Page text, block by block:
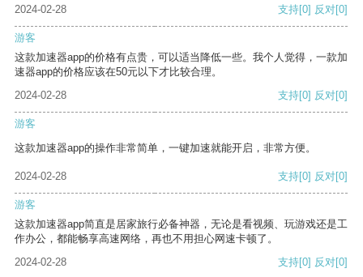
2024-02-28
支持[0] 反对[0]
游客
这款加速器app的价格有点贵，可以适当降低一些。我个人觉得，一款加
速器app的价格应该在50元以下才比较合理。
2024-02-28
支持[0] 反对[0]
游客
这款加速器app的操作非常简单，一键加速就能开启，非常方便。
2024-02-28 支持[0] 反对[0]
游客
这款加速器app简直是居家旅行必备神器，无论是看视频、玩游戏还是工
作办公，都能畅享高速网络，再也不用担心网速卡顿了。
2024-02-28
支持[0] 反对[0]